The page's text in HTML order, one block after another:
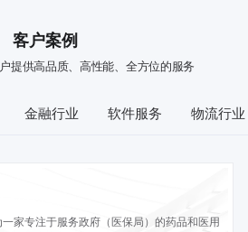
客户案例
提供高品质、高性能、全方位的服务
金融行业 软件服务 物流行业
家专注于服务政府（医保局）的药品和医用